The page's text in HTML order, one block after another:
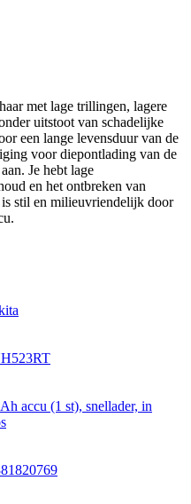
met lage trillingen, lagere
uitstoot van schadelijke
een lange levensduur van de
voor diepontlading van de
Je hebt lage
en het ontbreken van
stil en milieuvriendelijk door
accu (1 st), snellader, in